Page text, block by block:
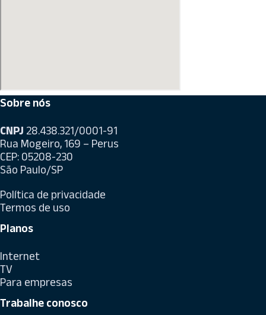
Sobre nós
CNPJ28.438.321/0001-91
Rua Mogeiro, 169 – Perus
CEP: 05208-230
São Paulo/SP
Política de privacidade
Termos de uso
Planos
Internet
TV
Para empresas
Trabalhe conosco